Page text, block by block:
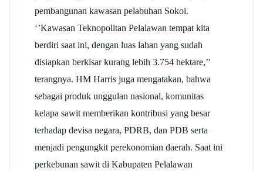
pembangunan kawasan pelabuhan Sokoi.
‘’Kawasan Teknopolitan Pelalawan tempat kita
berdiri saat ini, dengan luas lahan yang sudah
disiapkan berkisar kurang lebih 3.754 hektare,’’
terangnya. HM Harris juga mengatakan, bahwa
sebagai produk unggulan nasional, komunitas
kelapa sawit memberikan kontribusi yang besar
terhadap devisa negara, PDRB, dan PDB serta
menjadi pengungkit perekonomian daerah. Saat ini
perkebunan sawit di Kabupaten Pelalawan